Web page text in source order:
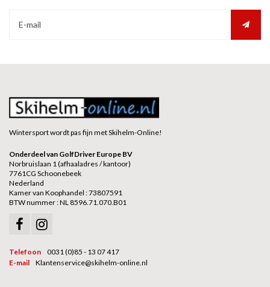
Wintersport wordt pas fijn met Skihelm-Online!
Onderdeel van GolfDriver Europe BV
Norbruislaan 1 (afhaaladres / kantoor)
7761CG Schoonebeek
Nederland
Kamer van Koophandel : 73807591
BTW nummer : NL 8596.71.070.B01
Telefoon
0031 (0)85 - 13 07 417
E-mail
Klantenservice@skihelm-online.nl